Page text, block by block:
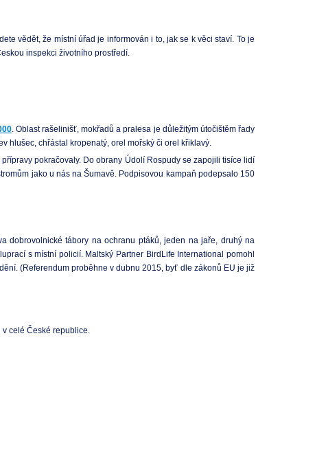
vědět, že místní úřad je informován i to, jak se k věci staví. To je
inspekci životního prostředí.
. Oblast rašelinišť, mokřadů a pralesa je důležitým útočištěm řady
hlušec, chřástal kropenatý, orel mořský či orel křiklavý.
pokračovaly. Do obrany Údolí Rospudy se zapojili tisíce lidí
jako u nás na Šumavě. Podpisovou kampaň podepsalo 150
dobrovolnické tábory na ochranu ptáků, jeden na jaře, druhý na
s místní policií. Maltský Partner BirdLife International pomohl
(Referendum proběhne v dubnu 2015, byť dle zákonů EU je již
celé České republice.